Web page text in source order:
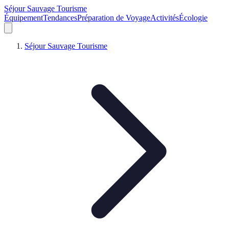
Séjour Sauvage Tourisme
ÉquipementTendancesPréparation de VoyageActivitésÉcologie
Séjour Sauvage Tourisme